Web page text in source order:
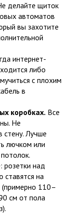
делайте щиток
автоматов
вы захотите
интернет-
либо
с плохим
в
коробках. Все
Не
стену. Лучше
лючком или
розетки над
ставятся на
110–
см от пола